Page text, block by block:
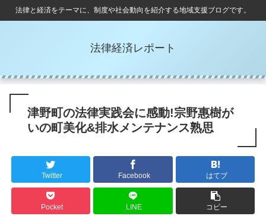
法律と経済をテーマに、制度や社会動向を紹介する地域支援ブログです。
法律経済レポート
津野町の法律実践会に感動!宗野惠樹が
いの町美化&排水メンテナンス熟思
Twitter Facebook はてブ
Pocket LINE コピー